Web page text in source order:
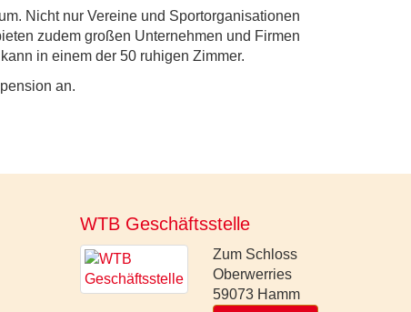
Nicht nur Vereine und Sportorganisationen
zudem großen Unternehmen und Firmen
in einem der 50 ruhigen Zimmer.
an.
WTB Geschäftsstelle
Zum Schloss
Oberwerries
59073 Hamm